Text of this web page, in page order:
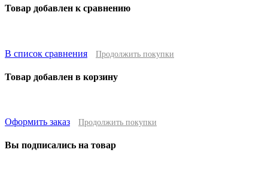
Товар добавлен к сравнению
В список сравнения Продолжить покупки
Товар добавлен в корзину
Оформить заказ Продолжить покупки
Вы подписались на товар